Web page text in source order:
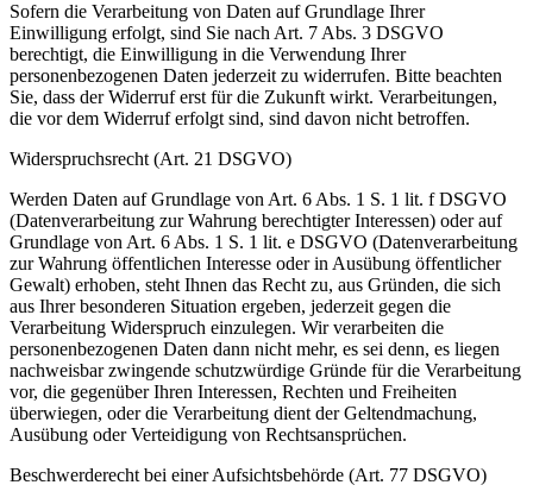
Sofern die Verarbeitung von Daten auf Grundlage Ihrer
Einwilligung erfolgt, sind Sie nach Art. 7 Abs. 3 DSGVO
berechtigt, die Einwilligung in die Verwendung Ihrer
personenbezogenen Daten jederzeit zu widerrufen. Bitte beachten
Sie, dass der Widerruf erst für die Zukunft wirkt. Verarbeitungen,
die vor dem Widerruf erfolgt sind, sind davon nicht betroffen.
Widerspruchsrecht (Art. 21 DSGVO)
Werden Daten auf Grundlage von Art. 6 Abs. 1 S. 1 lit. f DSGVO
(Datenverarbeitung zur Wahrung berechtigter Interessen) oder auf
Grundlage von Art. 6 Abs. 1 S. 1 lit. e DSGVO (Datenverarbeitung
zur Wahrung öffentlichen Interesse oder in Ausübung öffentlicher
Gewalt) erhoben, steht Ihnen das Recht zu, aus Gründen, die sich
aus Ihrer besonderen Situation ergeben, jederzeit gegen die
Verarbeitung Widerspruch einzulegen. Wir verarbeiten die
personenbezogenen Daten dann nicht mehr, es sei denn, es liegen
nachweisbar zwingende schutzwürdige Gründe für die Verarbeitung
vor, die gegenüber Ihren Interessen, Rechten und Freiheiten
überwiegen, oder die Verarbeitung dient der Geltendmachung,
Ausübung oder Verteidigung von Rechtsansprüchen.
Beschwerderecht bei einer Aufsichtsbehörde (Art. 77 DSGVO)